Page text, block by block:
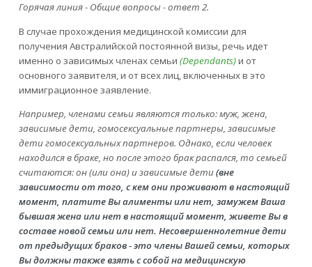
Горячая линия - Общие вопросы - ответ 2.
В случае прохождения медицинской комиссии для
получения Австралийской постоянной визы, речь идет
именно о зависимых членах семьи (Dependants)и от
основного заявителя, и от всех лиц, включенных в это
иммиграционное заявление.
Например, членами семьи являются только: муж, жена,
зависимые дети, гомосексуальные партнеры, зависимые
дети гомосексуальных партнеров. Однако, если человек
находился в браке, но после этого брак распался, то семьей
считаются: он (или она) и зависимые дети(вне
зависимости от того, с кем они проживают в настоящий
момент, платите Вы алименты или нет, замужем Ваша
бывшая жена или нет в настоящий момент, живете Вы в
составе новой семьи или нет. Несовершеннолетние дети
от предыдущих браков - это члены Вашей семьи, которых
Вы должны также взять с собой на медицинскую